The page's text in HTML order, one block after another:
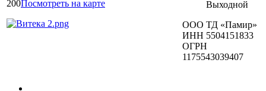
200Посмотреть на карте
Выходной
ООО ТД «Памир»
ИНН 5504151833
ОГРН
1175543039407